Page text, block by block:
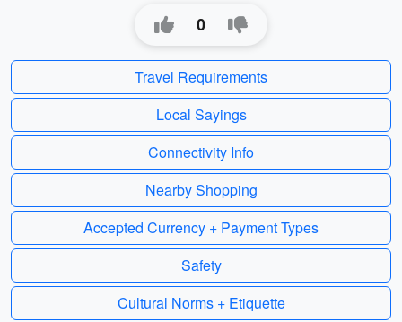
0
Travel Requirements
Local Sayings
Connectivity Info
Nearby Shopping
Accepted Currency + Payment Types
Safety
Cultural Norms + Etiquette